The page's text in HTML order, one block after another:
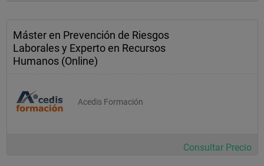
Máster en Prevención de Riesgos
Laborales y Experto en Recursos
Humanos (Online)
Acedis Formación
Consultar Precio